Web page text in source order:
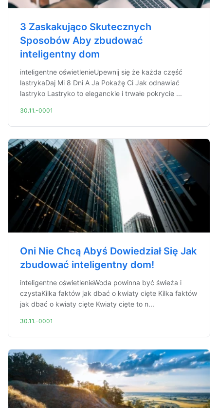
3 Zaskakująco Skutecznych
Sposobów Aby zbudować
inteligentny dom
inteligentne oświetlenieUpewnij się że każda część
lastrykaDaj Mi 8 Dni A Ja Pokażę Ci Jak odnawiać
lastryko Lastryko to eleganckie i trwałe pokrycie ...
30.11.-0001
Oni Nie Chcą Abyś Dowiedział Się Jak
zbudować inteligentny dom!
inteligentne oświetlenieWoda powinna być świeża i
czystaKilka faktów jak dbać o kwiaty cięte Kilka faktów
jak dbać o kwiaty cięte Kwiaty cięte to n...
30.11.-0001